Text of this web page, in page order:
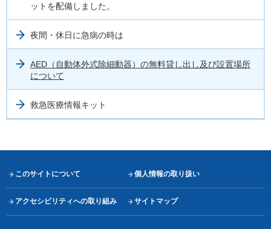
ットを配備しました。
夜間・休日に急病の時は
AED（自動体外式除細動器）の無料貸し出し及び設置場所
について
救急医療情報キット
このサイトについて 個人情報の取り扱い
アクセシビリティへの取り組み サイトマップ